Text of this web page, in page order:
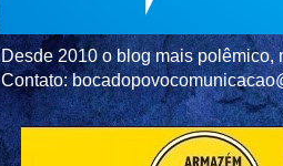
Desde 2010 o blog mais polêmico,
Contato: